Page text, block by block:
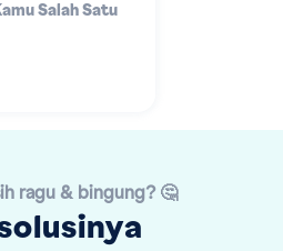
Salah Satu
ragu & bingung? 🤔